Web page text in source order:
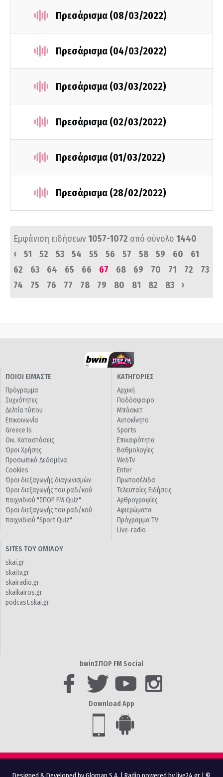
Πρεσάρισμα (08/03/2022)
Πρεσάρισμα (04/03/2022)
Πρεσάρισμα (03/03/2022)
Πρεσάρισμα (02/03/2022)
Πρεσάρισμα (01/03/2022)
Πρεσάρισμα (28/02/2022)
Εμφάνιση ειδήσεων1057-1072 από σύνολο 1440
‹
51 52 53 54 55 56 57 58 59 60
61
62
63 64 65 66 67 68 69 70 71 72
73
74
75 76 77 78 79 80 81 82 83 ›
ΠΟΙΟΙ ΕΙΜΑΣΤΕ
Πρόγραμμα
Συχνότητες
Δελτία τύπου
Επικοινωνία
Greece Is
Οικ. Καταστάσεις
Όροι Χρήσης
Προσωπικά Δεδομένα
Cookies
Όροι διεξαγωγής διαγωνισμών
Όροι διεξαγωγής του ραδ/κού
παιχνιδιού "ΣΠΟΡ FM Quiz"
Όροι διεξαγωγής του ραδ/κού
παιχνιδιού "Sport Quiz"
ΚΑΤΗΓΟΡΙΕΣ
Αρχική
Ποδόσφαιρο
Μπάσκετ
Αυτοκίνητο
Sports
Επικαιρότητα
Βαθμολογίες
WebTv
Enter
Πρωτοσέλιδα
Τελευταίες Ειδήσεις
Αρθρογραφίες
Αφιερώματα
Πρόγραμμα TV
Live-radio
SITES ΤΟΥ ΟΜΙΛΟΥ
skai.gr
skaitv.gr
skairadio.gr
skaikairos.gr
podcast.skai.gr
bwinΣΠΟΡ FM Social
Download App